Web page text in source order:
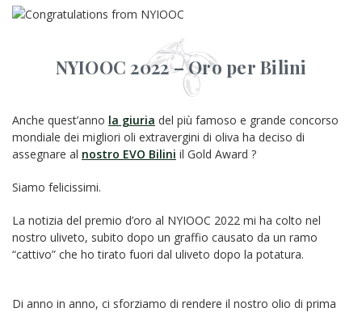
NYIOOC 2022 – Oro per Bilini
Anche quest’anno la giuria del più famoso e grande concorso
mondiale dei migliori oli extravergini di oliva ha deciso di
assegnare al nostro EVO Bilini il Gold Award ?
Siamo felicissimi.
La notizia del premio d’oro al NYIOOC 2022 mi ha colto nel
nostro uliveto, subito dopo un graffio causato da un ramo
“cattivo” che ho tirato fuori dal uliveto dopo la potatura.
Di anno in anno, ci sforziamo di rendere il nostro olio di prima